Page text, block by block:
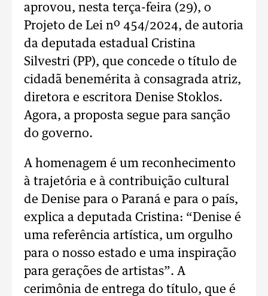
aprovou, nesta terça-feira (29), o
Projeto de Lei nº 454/2024, de autoria
da deputada estadual Cristina
Silvestri (PP), que concede o título de
cidadã benemérita à consagrada atriz,
diretora e escritora Denise Stoklos.
Agora, a proposta segue para sanção
do governo.
A homenagem é um reconhecimento
à trajetória e à contribuição cultural
de Denise para o Paraná e para o país,
explica a deputada Cristina: “Denise é
uma referência artística, um orgulho
para o nosso estado e uma inspiração
para gerações de artistas”. A
cerimônia de entrega do título, que é